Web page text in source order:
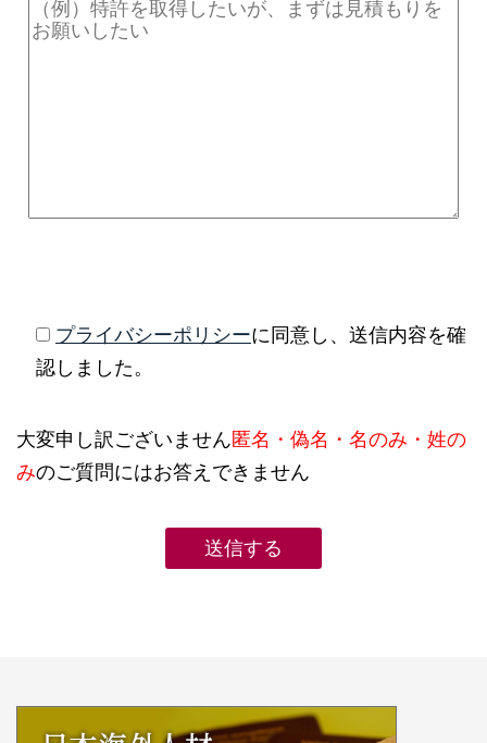
プライバシーポリシーに同意し、送信内容を確
認しました。
大変申し訳ございません匿名・偽名・名のみ・姓の
みのご質問にはお答えできません